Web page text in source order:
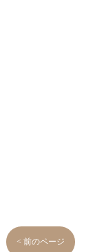
< 前のページ